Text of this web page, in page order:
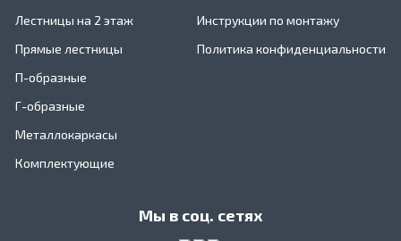
Лестницы на 2 этаж
Прямые лестницы
П-образные
Г-образные
Металлокаркасы
Комплектующие
Инструкции по монтажу
Политика конфиденциальности
Мы в соц. сетях